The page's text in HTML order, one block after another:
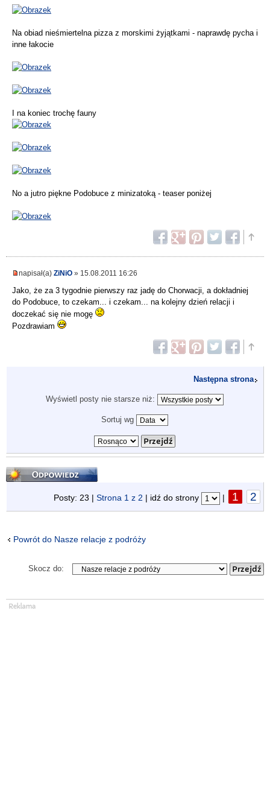
Na obiad nieśmiertelna pizza z morskimi żyjątkami - naprawdę pycha i
inne łakocie
I na koniec trochę fauny
No a jutro piękne Podobuce z minizatoką - teaser poniżej
napisał(a) ZiNiO » 15.08.2011 16:26
Jako, że za 3 tygodnie pierwszy raz jadę do Chorwacji, a dokładniej
do Podobuce, to czekam... i czekam... na kolejny dzień relacji i
doczekać się nie mogę
Pozdrawiam
Następna strona
Wyświetl posty nie starsze niż:
Sortuj wg
Odpowiedz
Posty: 23 | Strona 1 z 2 | idź do strony | 1 2
Powrót do Nasze relacje z podróży
Skocz do: